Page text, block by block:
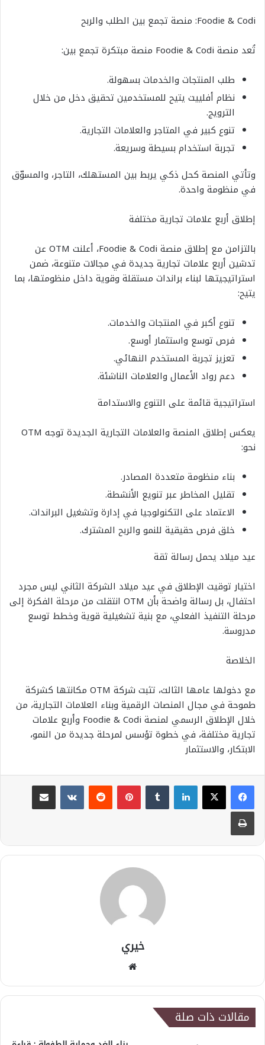
Foodie & Codi: منصة تجمع بين الطلب والربح
تُعد منصة Foodie & Codi منصة مبتكرة تجمع بين:
طلب المنتجات والخدمات بسهولة.
نظام أفلييت يتيح للمستخدمين تحقيق دخل من خلال
الترويج.
تنوع كبير في المتاجر والعلامات التجارية.
تجربة استخدام بسيطة وسريعة.
وتأتي المنصة كحل ذكي يربط بين المستهلك، التاجر، والمسوّق
في منظومة واحدة.
إطلاق أربع علامات تجارية مختلفة
بالتزامن مع إطلاق منصة Foodie & Codi، أعلنت OTM عن
تدشين أربع علامات تجارية جديدة في مجالات متنوعة، ضمن
استراتيجيتها لبناء براندات مستقلة وقوية داخل منظومتها، بما
يتيح:
تنوع أكبر في المنتجات والخدمات.
فرص توسع واستثمار أوسع.
تعزيز تجربة المستخدم النهائي.
دعم رواد الأعمال والعلامات الناشئة.
استراتيجية قائمة على التنوع والاستدامة
يعكس إطلاق المنصة والعلامات التجارية الجديدة توجه OTM
نحو:
بناء منظومة متعددة المصادر.
تقليل المخاطر عبر تنويع الأنشطة.
الاعتماد على التكنولوجيا في إدارة وتشغيل البراندات.
خلق فرص حقيقية للنمو والربح المشترك.
عيد ميلاد يحمل رسالة ثقة
اختيار توقيت الإطلاق في عيد ميلاد الشركة الثاني ليس مجرد
احتفال، بل رسالة واضحة بأن OTM انتقلت من مرحلة الفكرة إلى
مرحلة التنفيذ الفعلي، مع بنية تشغيلية قوية وخطط توسع
مدروسة.
الخلاصة
مع دخولها عامها الثالث، تثبت شركة OTM مكانتها كشركة
طموحة في مجال المنصات الرقمية وبناء العلامات التجارية، من
خلال الإطلاق الرسمي لمنصة Foodie & Codi وأربع علامات
تجارية مختلفة، في خطوة تؤسس لمرحلة جديدة من النمو،
الابتكار، والاستثمار
لينكدإن بينتيريست
مشاركة عبر البريد
طباعة
خيري
مقالات ذات صلة